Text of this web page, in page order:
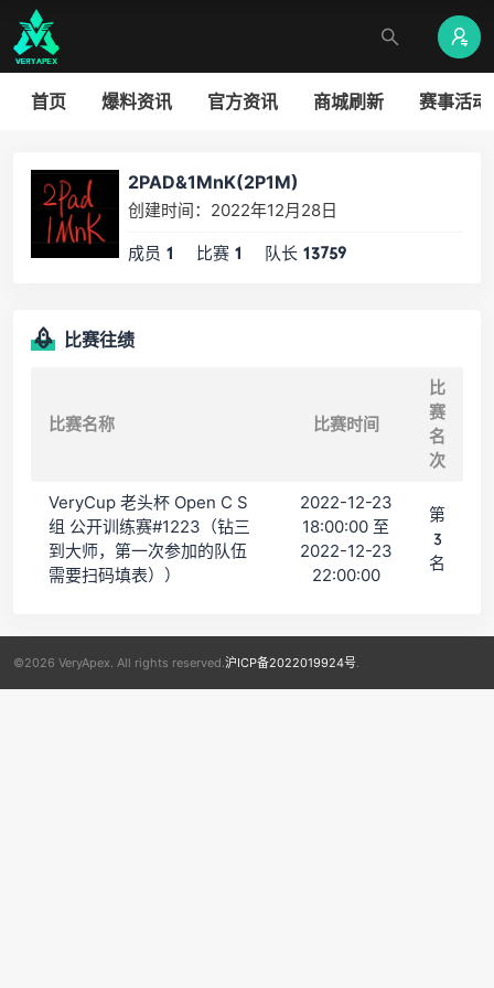
首页 爆料资讯 官方资讯 商城刷新 赛事活动
2PAD&1MnK(2P1M)
创建时间：2022年12月28日
成员 1 比赛 1 队长 13759
比赛往绩
比赛名称 比赛时间
比
赛
名
次
VeryCup 老头杯 Open C S
组 公开训练赛#1223（钻三
到大师，第一次参加的队伍
需要扫码填表））
2022-12-23
18:00:00 至
2022-12-23
22:00:00
第
3
名
©2026 VeryApex. All rights reserved. 沪ICP备2022019924号